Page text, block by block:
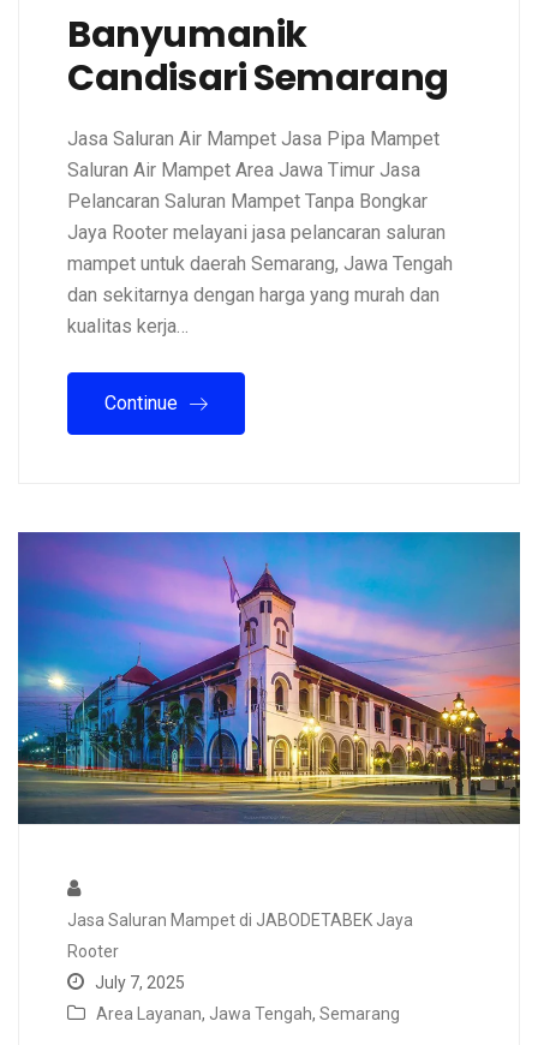
Banyumanik
Candisari Semarang
Jasa Saluran Air Mampet Jasa Pipa Mampet
Saluran Air Mampet Area Jawa Timur Jasa
Pelancaran Saluran Mampet Tanpa Bongkar
Jaya Rooter melayani jasa pelancaran saluran
mampet untuk daerah Semarang, Jawa Tengah
dan sekitarnya dengan harga yang murah dan
kualitas kerja…
Continue
Jasa Saluran Mampet di JABODETABEK Jaya
Rooter
July 7, 2025
Area Layanan, Jawa Tengah, Semarang